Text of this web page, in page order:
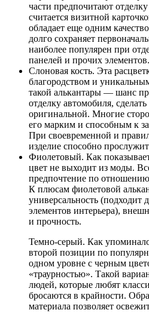
части предпочитают
считается визитной
обладает еще одним
долго сохраняет
наиболее популярен при
панелей и прочих элементов.
Слоновая кость. Эта
благородством и
такой алькантары — шанс
отделку автомобиля,
оригинальной. Многие
его марким и способным к
При своевременной и
изделие способно
Фиолетовый. Как
цвет не выходит из моды.
предпочтение по
К плюсам фиолетовой
универсальность (подходит
элементов интерьера),
и прочность.
Темно-серый. Как
второй позиции по
одном уровне с черным
«траурностью». Такой
людей, которые любят
бросаются в крайности.
материала позволяет